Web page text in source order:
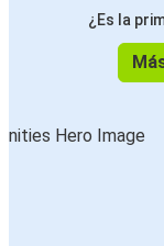
¿Es la